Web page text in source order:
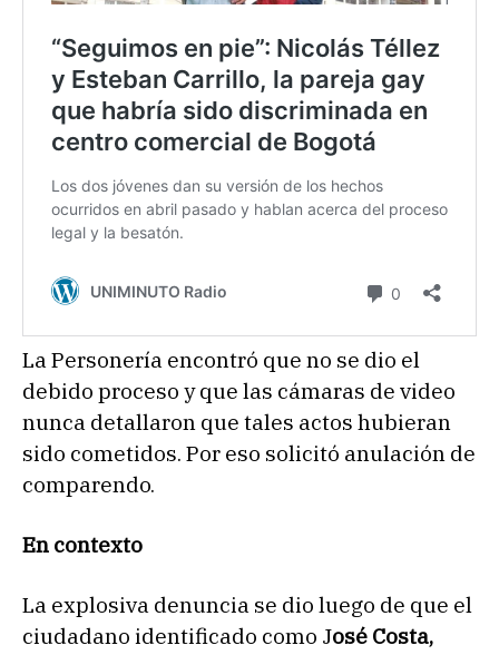
La Personería encontró que no se dio el
debido proceso y que las cámaras de video
nunca detallaron que tales actos hubieran
sido cometidos. Por eso solicitó anulación de
comparendo.
En contexto
La explosiva denuncia se dio luego de que el
ciudadano identificado como José Costa,